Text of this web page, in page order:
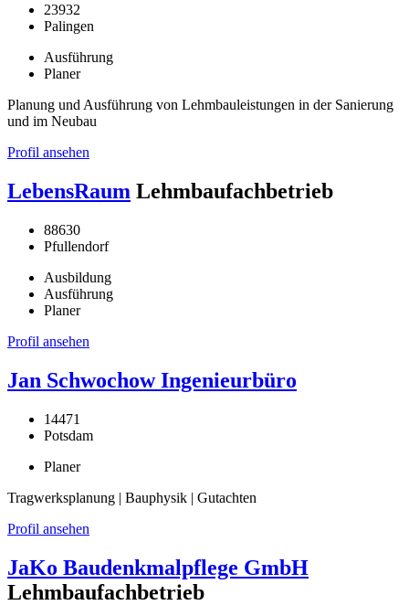
23932
Palingen
Ausführung
Planer
Planung und Ausführung von Lehmbauleistungen in der Sanierung
und im Neubau
Profil ansehen
LebensRaum Lehmbaufachbetrieb
88630
Pfullendorf
Ausbildung
Ausführung
Planer
Profil ansehen
Jan Schwochow Ingenieurbüro
14471
Potsdam
Planer
Tragwerksplanung | Bauphysik | Gutachten
Profil ansehen
JaKo Baudenkmalpflege GmbH
Lehmbaufachbetrieb